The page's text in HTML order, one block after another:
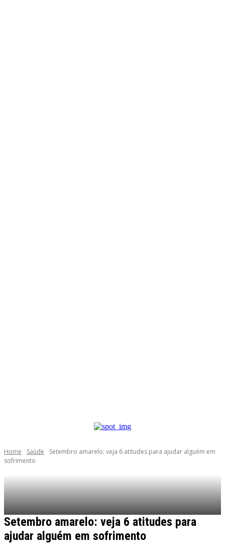
Home Saúde
Setembro amarelo: veja 6 atitudes para ajudar alguém em
sofrimento
Setembro amarelo: veja 6 atitudes para
ajudar alguém em sofrimento